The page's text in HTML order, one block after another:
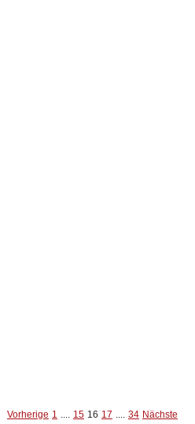
Vorherige 1 .... 15 16 17 .... 34 Nächste